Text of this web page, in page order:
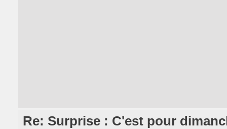
Re: Surprise : C'est pour